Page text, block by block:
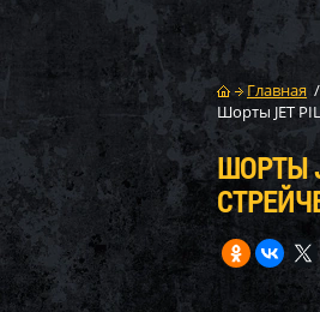
Главная /
Шорты JET
ШОРТЫ